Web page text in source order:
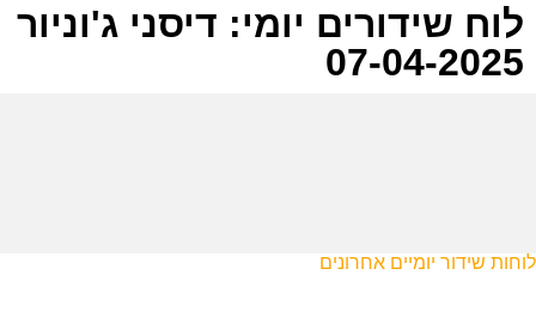
לוח שידורים יומי: דיסני ג'וניור
07-04-2025
לוחות שידור יומיים אחרונים